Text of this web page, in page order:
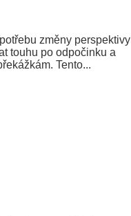
změny perspektivy
touhu po odpočinku a
Tento...